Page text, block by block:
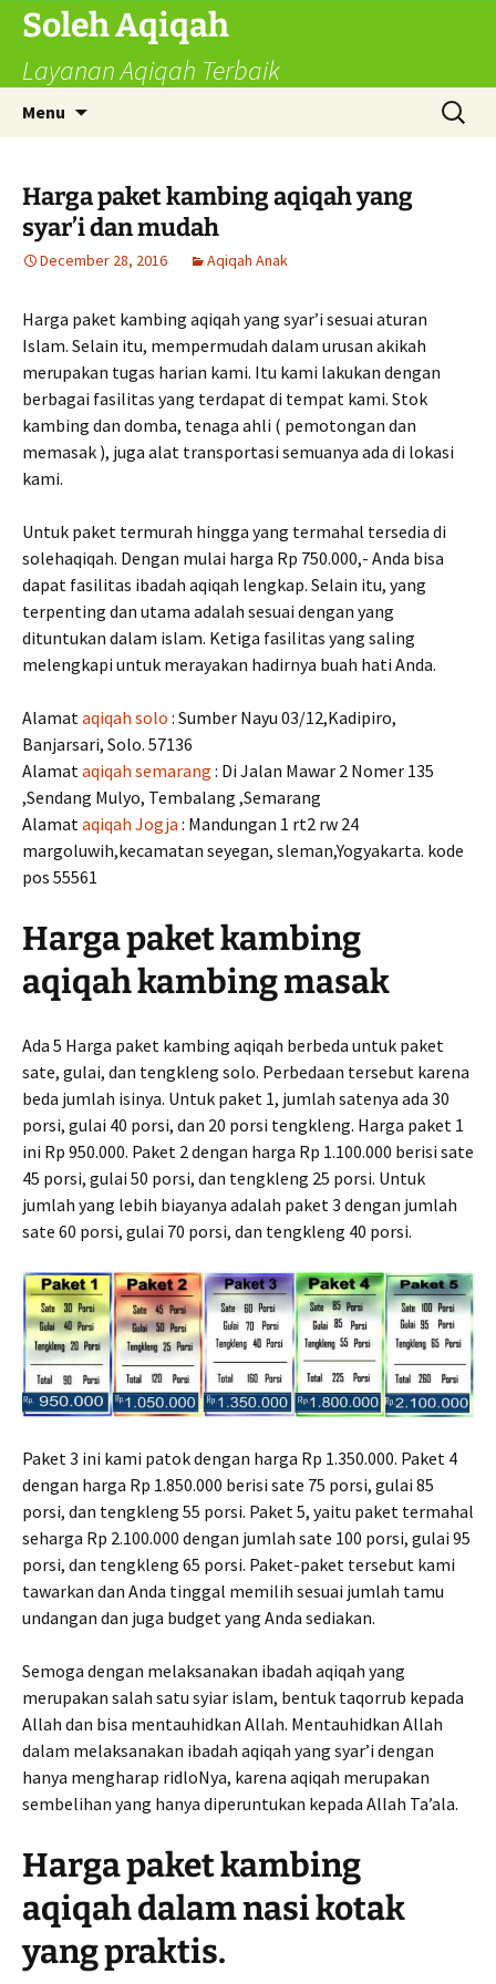
Skip
content
Soleh Aqiqah
Layanan Aqiqah Terbaik
Menu
Search
for:
Harga paket kambing aqiqah yang
syar’i dan mudah
December 28, 2016 Aqiqah Anak
Harga paket kambing aqiqah yang syar’i sesuai aturan
Islam. Selain itu, mempermudah dalam urusan akikah
merupakan tugas harian kami. Itu kami lakukan dengan
berbagai fasilitas yang terdapat di tempat kami. Stok
kambing dan domba, tenaga ahli ( pemotongan dan
memasak ), juga alat transportasi semuanya ada di lokasi
kami.
Untuk paket termurah hingga yang termahal tersedia di
solehaqiqah. Dengan mulai harga Rp 750.000,- Anda bisa
dapat fasilitas ibadah aqiqah lengkap. Selain itu, yang
terpenting dan utama adalah sesuai dengan yang
dituntukan dalam islam. Ketiga fasilitas yang saling
melengkapi untuk merayakan hadirnya buah hati Anda.
Alamataqiqah solo : Sumber Nayu 03/12,Kadipiro,
Banjarsari, Solo. 57136
Alamataqiqah semarang : Di Jalan Mawar 2 Nomer 135
,Sendang Mulyo, Tembalang ,Semarang
Alamataqiqah Jogja : Mandungan 1 rt2 rw 24
margoluwih,kecamatan seyegan, sleman,Yogyakarta. kode
pos 55561
Harga paket kambing
aqiqah kambing masak
Ada 5 Harga paket kambing aqiqah berbeda untuk paket
sate, gulai, dan tengkleng solo. Perbedaan tersebut karena
beda jumlah isinya. Untuk paket 1, jumlah satenya ada 30
porsi, gulai 40 porsi, dan 20 porsi tengkleng. Harga paket 1
ini Rp 950.000. Paket 2 dengan harga Rp 1.100.000 berisi sate
45 porsi, gulai 50 porsi, dan tengkleng 25 porsi. Untuk
jumlah yang lebih biayanya adalah paket 3 dengan jumlah
sate 60 porsi, gulai 70 porsi, dan tengkleng 40 porsi.
Paket 3 ini kami patok dengan harga Rp 1.350.000. Paket 4
dengan harga Rp 1.850.000 berisi sate 75 porsi, gulai 85
porsi, dan tengkleng 55 porsi. Paket 5, yaitu paket termahal
seharga Rp 2.100.000 dengan jumlah sate 100 porsi, gulai 95
porsi, dan tengkleng 65 porsi. Paket-paket tersebut kami
tawarkan dan Anda tinggal memilih sesuai jumlah tamu
undangan dan juga budget yang Anda sediakan.
Semoga dengan melaksanakan ibadah aqiqah yang
merupakan salah satu syiar islam, bentuk taqorrub kepada
Allah dan bisa mentauhidkan Allah. Mentauhidkan Allah
dalam melaksanakan ibadah aqiqah yang syar’i dengan
hanya mengharap ridloNya, karena aqiqah merupakan
sembelihan yang hanya diperuntukan kepada Allah Ta’ala.
Harga paket kambing
aqiqah dalam nasi kotak
yang praktis.